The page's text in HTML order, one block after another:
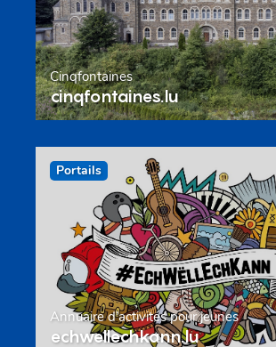
Cinqfontaines
cinqfontaines.lu
Portails
Annuaire d’activités pour jeunes
echwellechkann.lu